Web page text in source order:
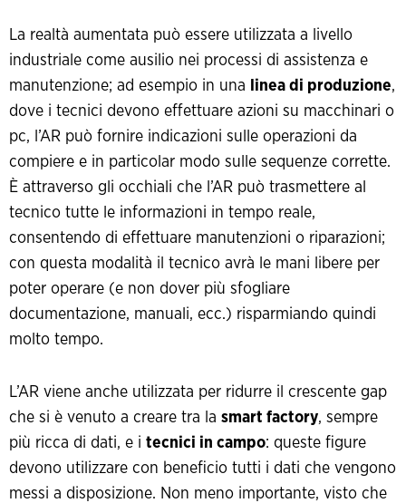
La realtà aumentata può essere utilizzata a livello
industriale come ausilio nei processi di assistenza e
manutenzione; ad esempio in una
linea di produzione,
dove i tecnici devono effettuare azioni su macchinari o
pc, l’AR può fornire indicazioni sulle operazioni da
compiere e in particolar modo sulle sequenze corrette.
È attraverso gli occhiali che l’AR può trasmettere al
tecnico tutte le informazioni in tempo reale,
consentendo di effettuare manutenzioni o riparazioni;
con questa modalità il tecnico avrà le mani libere per
poter operare (e non dover più sfogliare
documentazione, manuali, ecc.) risparmiando quindi
molto tempo.
L’AR viene anche utilizzata per ridurre il crescente gap
che si è venuto a creare tra la smart factory, sempre
più ricca di dati, e i tecnici in campo: queste figure
devono utilizzare con beneficio tutti i dati che vengono
messi a disposizione. Non meno importante, visto che